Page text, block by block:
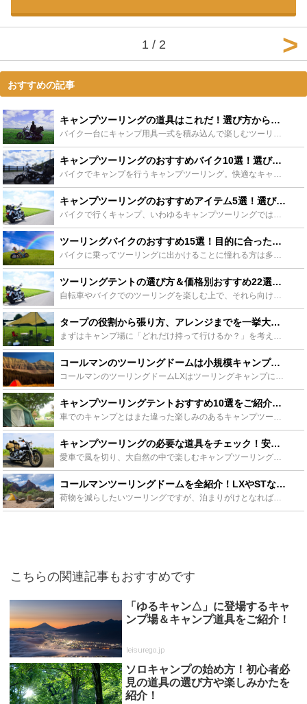
1 / 2
おすすめの記事
キャンプツーリングの道具はこれだ！選び方から積載方法まとめ - Leisurego(レジャーゴー)
バイク一台にキャンプ用具一式を積み込んで楽しむツーリングキャンプ。バイクの限られた積載量を考慮し、自らアイテムをチョイスしていかに快適なキャンプを演出出来るかもその醍醐味の一つ。今回はツーリングキャ...
キャンプツーリングのおすすめバイク10選！選び方や積載量、収納もご紹介！ - Leisurego(レジャーゴー)
バイクでキャンプを行うキャンプツーリング。快適なキャンプツーリングを行うのであれば、荷物を積載するバイクもそれ相応のものを選択することをおすすめします。ということで、キャンプツーリングにおすすめのバ...
キャンプツーリングのおすすめアイテム5選！選び方のポイントも大公開！ - Leisurego(レジャーゴー)
バイクで行くキャンプ、いわゆるキャンプツーリングでは、荷物をできるだけコンパクトにしながら充実したキャンプができるようにするために、アイテム選びがたいへん重要になってきます。キャンプツーリングにおす...
ツーリングバイクのおすすめ15選！目的に合った選び方も解説 - Leisurego(レジャーゴー)
バイクに乗ってツーリングに出かけることに憧れる方は多いのではないのでしょうか。ツーリングにはどんなバイクがおすすめなのか、どのようなバイクに乗れば楽しめるのでしょうか。そこで今回は、おすすめのツーリ...
ツーリングテントの選び方＆価格別おすすめ22選をご紹介【初心者向け】 - Leisurego(レジャーゴー)
自転車やバイクでのツーリングを楽しむ上で、それら向けのテントは必ず使います。しかし、初めての方は、何を基準に選べばよいのかわからない方も多いのではないでしょうか。そこでバイクなどでのキャンプ向けテン...
タープの役割から張り方、アレンジまでを一挙大公開！ - Leisurego(レジャーゴー)
まずはキャンプ場に「どれだけ持って行けるか？」を考えましょう。バイクや徒歩ではおのずとサイズが限定されます。オートキャンプでも積載量の違いで持って行けるものが限られます。場合によっては車にキャリアや...
コールマンのツーリングドームは小規模キャンプにぴったり！その魅力に迫まります！ - Leisurego(レジャーゴー)
コールマンのツーリングドームLXはツーリングキャンプに適したサイズ設定で、軽量さとコンパクトさが人気ですが、ツーリングのみならず小規模キャンプやセカンドテントなど様々な場面で大活躍のアイテムです。そ...
キャンプツーリングテントおすすめ10選をご紹介！ここから選べば失敗無し！ - Leisurego(レジャーゴー)
車でのキャンプとはまた違った楽しみのあるキャンプツーリング。そんなキャンプツーリングでも、必要不可欠な道具がツーリングテントです。快適なキャンプツーリングのためにも、より良いテント選びをしたいもので...
キャンプツーリングの必要な道具をチェック！安全で楽しいキャンプをしよう！ - Leisurego(レジャーゴー)
愛車で風を切り、大自然の中で楽しむキャンプツーリングは最高です。しかしいざキャンプツーリングをしようとしても、何が必要か、何に注意すればいいかわからい場合も多いのではないでしょうか。そこでキャンプツ...
コールマンツーリングドームを全紹介！LXやSTなどにおすすめのキャンプも！ - Leisurego(レジャーゴー)
荷物を減らしたいツーリングですが、泊まりがけとなればテントは必要です。迷った時の定番とも呼ばれるコールマンツーリングドームを全部紹介しています。もちろん主流のツーリングドームLXやSTなどと共におす...
こちらの関連記事もおすすめです
「ゆるキャン△」に登場するキャ
ンプ場＆キャンプ道具をご紹介！
leisurego.jp
ソロキャンプの始め方！初心者必
見の道具の選び方や楽しみかたを
紹介！